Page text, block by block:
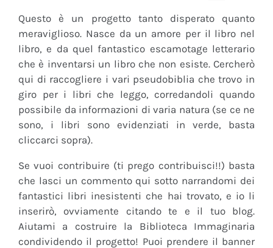
Questo è un progetto tanto disperato quanto
meraviglioso. Nasce da un amore per il libro nel
libro, e da quel fantastico escamotage letterario
che è inventarsi un libro che non esiste. Cercherò
qui di raccogliere i vari pseudobiblia che trovo in
giro per i libri che leggo, corredandoli quando
possibile da informazioni di varia natura (se ce ne
sono, i libri sono evidenziati in verde, basta
cliccarci sopra).
Se vuoi contribuire (ti prego contribuisci!!) basta
che lasci un commento qui sotto narrandomi dei
fantastici libri inesistenti che hai trovato, e io li
inserirò, ovviamente citando te e il tuo blog.
Aiutami a costruire la Biblioteca Immaginaria
condividendo il progetto! Puoi prendere il banner